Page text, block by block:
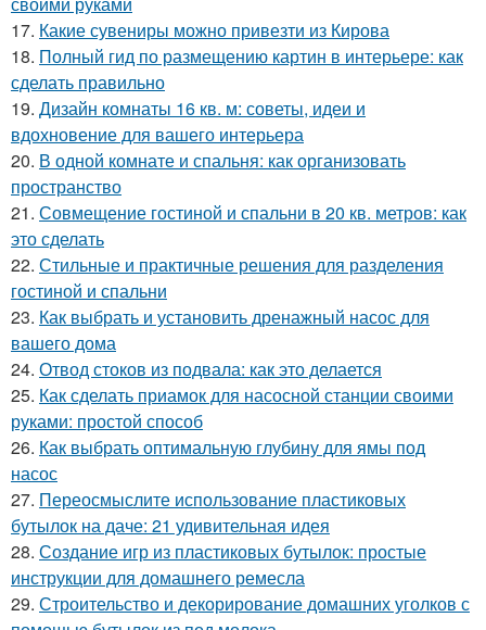
17. Какие сувениры можно привезти из Кирова
18. Полный гид по размещению картин в интерьере: как
сделать правильно
19. Дизайн комнаты 16 кв. м: советы, идеи и
вдохновение для вашего интерьера
20. В одной комнате и спальня: как организовать
пространство
21. Совмещение гостиной и спальни в 20 кв. метров: как
это сделать
22. Стильные и практичные решения для разделения
гостиной и спальни
23. Как выбрать и установить дренажный насос для
вашего дома
24. Отвод стоков из подвала: как это делается
25. Как сделать приамок для насосной станции своими
руками: простой способ
26. Как выбрать оптимальную глубину для ямы под
насос
27. Переосмыслите использование пластиковых
бутылок на даче: 21 удивительная идея
28. Создание игр из пластиковых бутылок: простые
инструкции для домашнего ремесла
29. Строительство и декорирование домашних уголков с